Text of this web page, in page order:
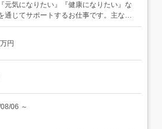
元気になりたい』『健康になりたい』な
通じてサポートするお仕事です。主な仕
の施術及びサロン受付業務です。
トレッチ(肩甲骨ストレッチ)」にこだわ
円
06 ～